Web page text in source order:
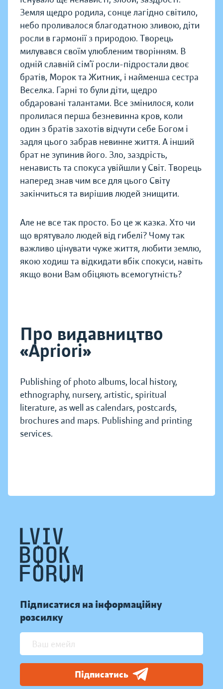
Земля щедро родила, сонце лагідно світило,
небо проливалося благодатною зливою, діти
росли в гармонії з природою. Творець
милувався своїм улюбленим творінням. В
одній славній сім’ї росли-підростали двоє
братів, Морок та Житник, і найменша сестра
Веселка. Гарні то були діти, щедро
обдаровані талантами. Все змінилося, коли
пролилася перша безневинна кров, коли
один з братів захотів відчути себе Богом і
задля цього забрав невинне життя. А інший
брат не зупинив його. Зло, заздрість,
ненависть та спокуса увійшли у Світ. Творець
наперед знав чим все для цього Світу
закінчиться та вирішив людей знищити.
Але не все так просто. Бо це ж казка. Хто чи
що врятувало людей від гибелі? Чому так
важливо цінувати чуже життя, любити землю,
якою ходиш та відкидати вбік спокуси, навіть
якщо вони Вам обіцяють всемогутність?
Про видавництво
«Apriori»
Publishing of photo albums, local history,
ethnography, nursery, artistic, spiritual
literature, as well as calendars, postcards,
brochures and maps. Publishing and printing
services.
Підписатися на інформаційну
розсилку
Підписатись